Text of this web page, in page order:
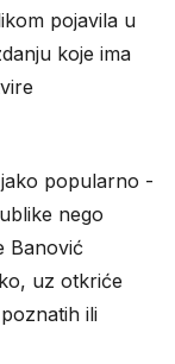
pojavila u
koje ima
popularno -
nego
Banović
uz otkriće
ili